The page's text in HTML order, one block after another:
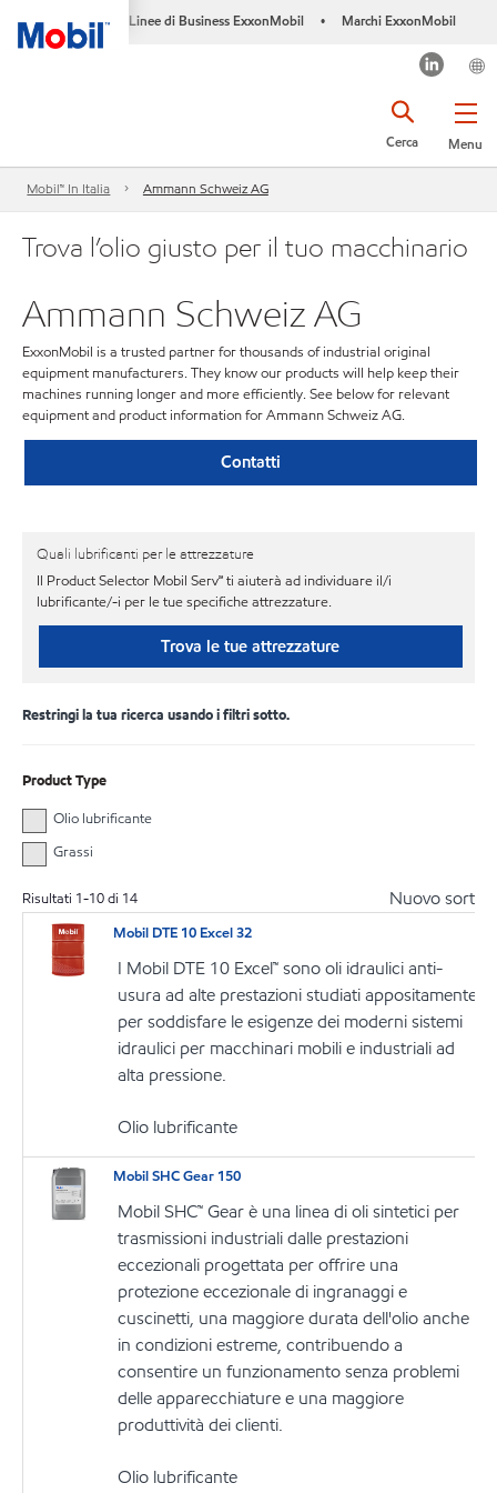
Linee di Business ExxonMobil • Marchi ExxonMobil
Menu
Cerca
Mobil™ In Italia Ammann Schweiz AG
Trova l’olio giusto per il tuo macchinario
Ammann Schweiz AG
ExxonMobil is a trusted partner for thousands of industrial original
equipment manufacturers. They know our products will help keep their
machines running longer and more efficiently. See below for relevant
equipment and product information for Ammann Schweiz AG.
Contatti
Quali lubrificanti per le attrezzature
Il Product Selector Mobil Serv℠ ti aiuterà ad individuare il/i
lubrificante/-i per le tue specifiche attrezzature.
Trova le tue attrezzature
Restringi la tua ricerca usando i filtri sotto.
Product Type
Olio lubrificante
Grassi
Risultati 1-10di 14 Nuovo sort
Mobil DTE 10 Excel 32
I Mobil DTE 10 Excel™ sono oli idraulici anti-
usura ad alte prestazioni studiati appositamente
per soddisfare le esigenze dei moderni sistemi
idraulici per macchinari mobili e industriali ad
alta pressione.
Olio lubrificante
Mobil SHC Gear 150
Mobil SHC™ Gear è una linea di oli sintetici per
trasmissioni industriali dalle prestazioni
eccezionali progettata per offrire una
protezione eccezionale di ingranaggi e
cuscinetti, una maggiore durata dell'olio anche
in condizioni estreme, contribuendo a
consentire un funzionamento senza problemi
delle apparecchiature e una maggiore
produttività dei clienti.
Olio lubrificante